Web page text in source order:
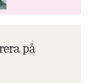
på